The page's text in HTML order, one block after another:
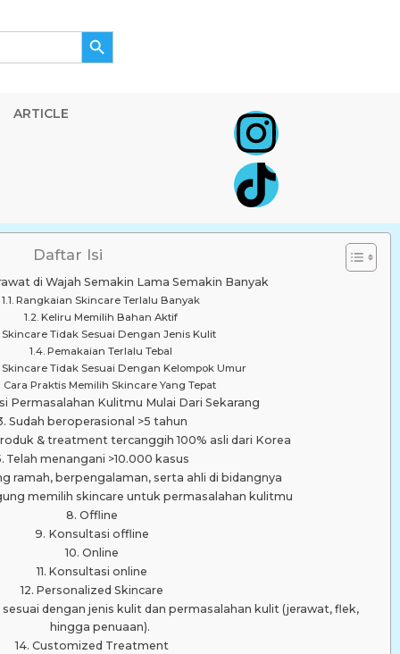
Search Button
ARTICLE
I
n
s
a
r
a
m
Daftar Isi
di Wajah Semakin Lama Semakin Banyak
Rangkaian Skincare Terlalu Banyak
Keliru Memilih Bahan Aktif
Skincare Tidak Sesuai Dengan Jenis Kulit
Pemakaian Terlalu Tebal
Skincare Tidak Sesuai Dengan Kelompok Umur
Cara Praktis Memilih Skincare Yang Tepat
Permasalahan Kulitmu Mulai Dari Sekarang
Sudah beroperasional >5 tahun
& treatment tercanggih 100% asli dari Korea
Telah menangani >10.000 kasus
ramah, berpengalaman, serta ahli di bidangnya
memilih skincare untuk permasalahan kulitmu
Offline
Konsultasi offline
Online
Konsultasi online
Personalized Skincare
dengan jenis kulit dan permasalahan kulit (jerawat, flek,
hingga penuaan).
Customized Treatment